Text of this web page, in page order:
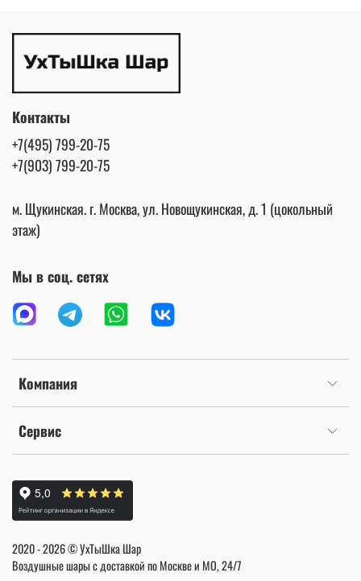
Компания
Сервис
Контакты
+7(495) 799-20-75
+7(903) 799-20-75
м. Щукинская. г. Москва, ул. Новощукинская, д. 1 (цокольный
этаж)
Мы в соц. сетях
2020 - 2026 © УхТыШка Шар
Воздушные шары с доставкой по Москве и МО, 24/7